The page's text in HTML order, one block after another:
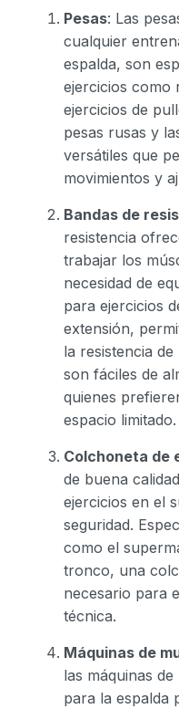
Pesas: Las
cualquier
espalda, son
ejercicios como
ejercicios de
pesas rusas y
versátiles que
movimientos y
Bandas de
resistencia
trabajar los
necesidad de
para ejercicios
extensión,
la resistencia
son fáciles de
quienes
espacio limitado.
Colchoneta de
de buena
ejercicios en el
seguridad.
como el
tronco, una
necesario para
técnica.
Máquinas de
las máquinas
para la espalda